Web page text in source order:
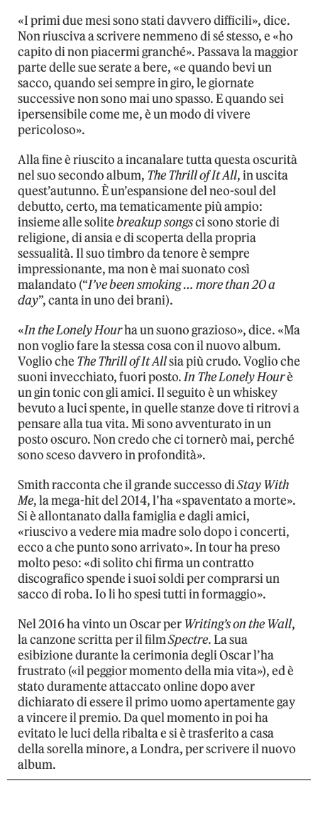
«I primi due mesi sono stati davvero difficili», dice.
Non riusciva a scrivere nemmeno di sé stesso, e «ho
capito di non piacermi granché». Passava la maggior
parte delle sue serate a bere, «e quando bevi un
sacco, quando sei sempre in giro, le giornate
successive non sono mai uno spasso. E quando sei
ipersensibile come me, è un modo di vivere
pericoloso».
Alla fine è riuscito a incanalare tutta questa oscurità
nel suo secondo album, The Thrill of It All, in uscita
quest’autunno. È un’espansione del neo-soul del
debutto, certo, ma tematicamente più ampio:
insieme alle solitebreakup songsci sono storie di
religione, di ansia e di scoperta della propria
sessualità. Il suo timbro da tenore è sempre
impressionante, ma non è mai suonato così
malandato (“I’ve been smoking … more than 20 a
day”, canta in uno dei brani).
«In the Lonely Hourha un suono grazioso», dice. «Ma
non voglio fare la stessa cosa con il nuovo album.
Voglio che The Thrill of It Allsia più crudo. Voglio che
suoni invecchiato, fuori posto.In The Lonely Hourè
un gin tonic con gli amici. Il seguito è un whiskey
bevuto a luci spente, in quelle stanze dove ti ritrovi a
pensare alla tua vita. Mi sono avventurato in un
posto oscuro. Non credo che ci tornerò mai, perché
sono sceso davvero in profondità».
Smith racconta che il grande successo diStay With
Me, la mega-hit del 2014, l’ha «spaventato a morte».
Si è allontanato dalla famiglia e dagli amici,
«riuscivo a vedere mia madre solo dopo i concerti,
ecco a che punto sono arrivato». In tour ha preso
molto peso: «di solito chi firma un contratto
discografico spende i suoi soldi per comprarsi un
sacco di roba. Io li ho spesi tutti in formaggio».
Nel 2016 ha vinto un Oscar per Writing’s on the Wall,
la canzone scritta per il filmSpectre. La sua
esibizione durante la cerimonia degli Oscar l’ha
frustrato («il peggior momento della mia vita»), ed è
stato duramente attaccato online dopo aver
dichiarato di essere il primo uomo apertamente gay
a vincere il premio. Da quel momento in poi ha
evitato le luci della ribalta e si è trasferito a casa
della sorella minore, a Londra, per scrivere il nuovo
album.